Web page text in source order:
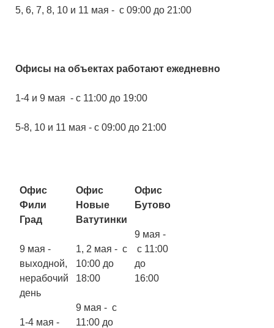
5, 6, 7, 8, 10 и 11 мая - с 09:00 до 21:00
Офисы на объектах работают ежедневно
1-4 и 9 мая - с 11:00 до 19:00
5-8, 10 и 11 мая - с 09:00 до 21:00
Офис
Фили
Град
9 мая -
выходной,
нерабочий
день
1-4 мая -
Офис
Новые
Ватутинки
1, 2 мая - с
10:00 до
18:00
9 мая - с
11:00 до
Офис
Бутово
9 мая -
с 11:00
до
16:00